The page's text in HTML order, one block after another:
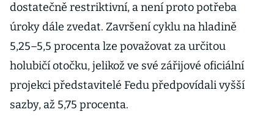
dostatečně restriktivní, a není proto potřeba
úroky dále zvedat. Završení cyklu na hladině
5,25–5,5 procenta lze považovat za určitou
holubičí otočku, jelikož ve své zářijové oficiální
projekci představitelé Fedu předpovídali vyšší
sazby, až 5,75 procenta.